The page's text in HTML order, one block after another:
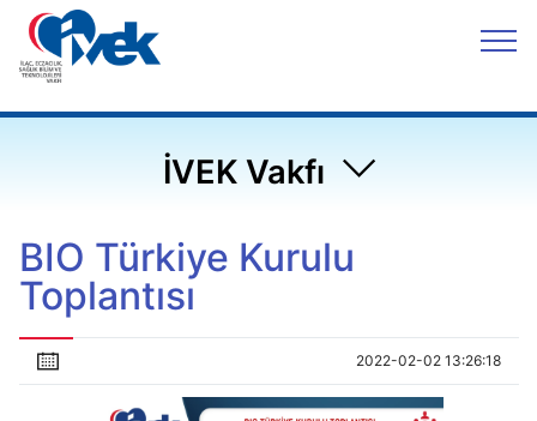
İVEK Vakfı
BIO Türkiye Kurulu
Toplantısı
2022-02-02 13:26:18